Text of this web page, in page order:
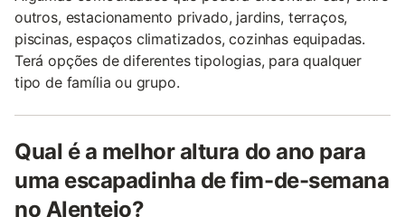
outros, estacionamento privado, jardins, terraços,
piscinas, espaços climatizados, cozinhas equipadas.
Terá opções de diferentes tipologias, para qualquer
tipo de família ou grupo.
Qual é a melhor altura do ano para
uma escapadinha de fim-de-semana
no Alentejo?